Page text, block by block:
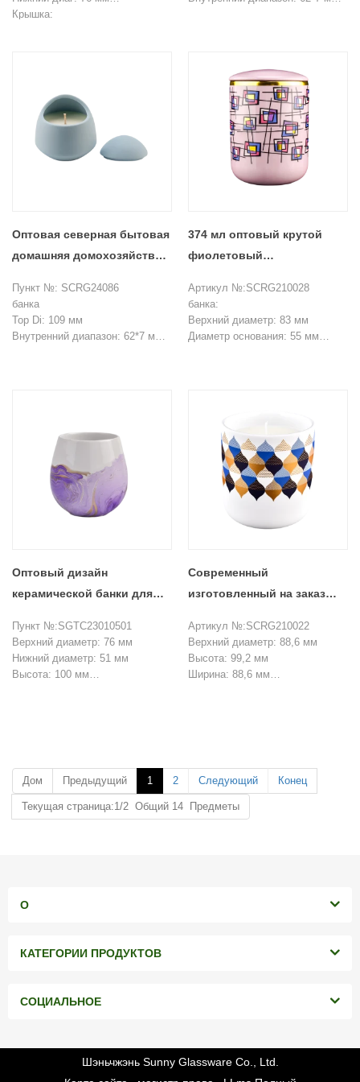
Высота: 105 мм
Крышка:
Top Di: 83*67 мм
Внутренний диапазон: 63*50 мм
Высота: 34 мм
Вес: 98G
MOQ: 3000 штук
Оптовая северная бытовая
домашняя домохозяйство
ароматерапевтические
керамические банки свечей
с крышкой-синей
Пункт №: SCRG24086
банка
Top Di: 109 мм
Внутренний диапазон: 62*7 мм
Top Di: 83*67 мм
Внутренний диапазон: 63*50 мм
Высота: 34 мм
Вес: 98G
MOQ: 3000 штук
374 мл оптовый крутой
фиолетовый
керамический подсвечник с
крышкой
Артикул №:SCRG210028
банка:
Верхний диаметр: 83 мм
Диаметр основания: 55 мм
Диаметр основания: 70 мм
Высота: 15 мм
Вес: 69 г
Минимальный заказ: 3000 штук
Оптовый дизайн
керамической банки для
поставщик подсвечников
Пункт №:SGTC23010501
Верхний диаметр: 76 мм
Нижний диаметр: 51 мм
Высота: 100 мм
Современный
изготовленный на заказ
объемом 427 мл с
разноцветным
геометрическим рисунком,
Артикул №:SCRG210022
Верхний диаметр: 88,6 мм
Высота: 99,2 мм
Ширина: 88,6 мм
Дом Предыдущий 1 2 Следующий Конец
Текущая страница:1/2 Общий 14 Предметы
О
КАТЕГОРИИ ПРОДУКТОВ
СОЦИАЛЬНОЕ
Шэньчжэнь Sunny Glassware Co., Ltd.